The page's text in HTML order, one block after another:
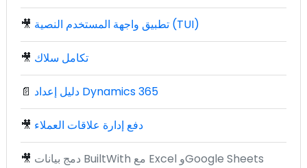
🎥 تطبيق واجهة المستخدم النصية (TUI)
🎥 تكامل سلاك
📄 دليل إعداد Dynamics 365
🎥 دفع إدارة علاقات العملاء
🎥 دمج بيانات BuiltWith مع Excel وGoogle Sheets